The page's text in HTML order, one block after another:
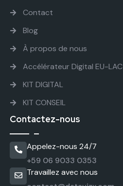
Contact
Blog
À propos de nous
Accélérateur Digital EU-LAC
KIT DIGITAL
KIT CONSEIL
Contactez-nous
Appelez-nous 24/7
+59 06 9033 0353
Travaillez avec nous